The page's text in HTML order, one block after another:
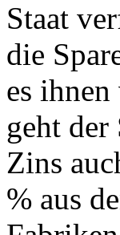
Staat
die
es
geht der
Zins
% aus